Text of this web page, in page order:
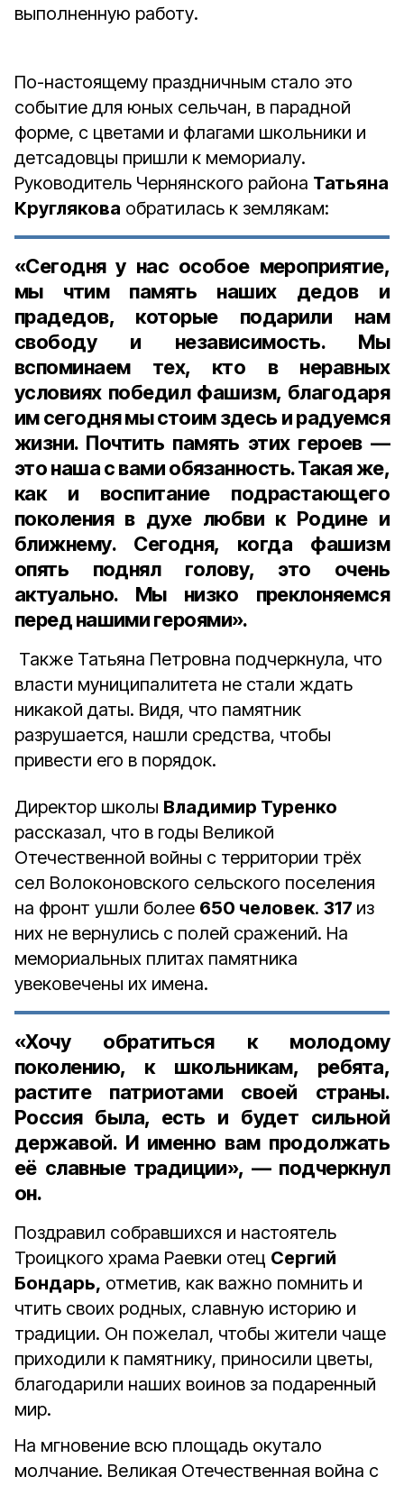
выполненную работу.
По-настоящему праздничным стало это
событие для юных сельчан, в парадной
форме, с цветами и флагами школьники и
детсадовцы пришли к мемориалу.
Руководитель Чернянского района Татьяна
Круглякова обратилась к землякам:
«Сегодня у нас особое мероприятие,
мы чтим память наших дедов и
прадедов, которые подарили нам
свободу и независимость. Мы
вспоминаем тех, кто в неравных
условиях победил фашизм, благодаря
им сегодня мы стоим здесь и радуемся
жизни. Почтить память этих героев —
это наша с вами обязанность. Такая же,
как и воспитание подрастающего
поколения в духе любви к Родине и
ближнему. Сегодня, когда фашизм
опять поднял голову, это очень
актуально. Мы низко преклоняемся
перед нашими героями».
Также Татьяна Петровна подчеркнула, что
власти муниципалитета не стали ждать
никакой даты. Видя, что памятник
разрушается, нашли средства, чтобы
привести его в порядок.
Директор школы Владимир Туренко
рассказал, что в годы Великой
Отечественной войны с территории трёх
сел Волоконовского сельского поселения
на фронт ушли более 650 человек. 317 из
них не вернулись с полей сражений. На
мемориальных плитах памятника
увековечены их имена.
«Хочу обратиться к молодому
поколению, к школьникам, ребята,
растите патриотами своей страны.
Россия была, есть и будет сильной
державой. И именно вам продолжать
её славные традиции», — подчеркнул
он.
Поздравил собравшихся и настоятель
Троицкого храма Раевки отец Сергий
Бондарь, отметив, как важно помнить и
чтить своих родных, славную историю и
традиции. Он пожелал, чтобы жители чаще
приходили к памятнику, приносили цветы,
благодарили наших воинов за подаренный
мир.
На мгновение всю площадь окутало
молчание. Великая Отечественная война с